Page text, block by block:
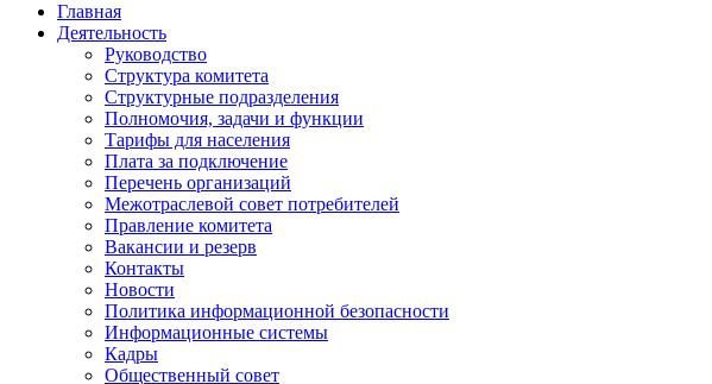
Главная
Деятельность
Руководство
Структура комитета
Структурные подразделения
Полномочия, задачи и функции
Тарифы для населения
Плата за подключение
Перечень организаций
Межотраслевой совет потребителей
Правление комитета
Вакансии и резерв
Контакты
Новости
Политика информационной безопасности
Информационные системы
Кадры
Общественный совет